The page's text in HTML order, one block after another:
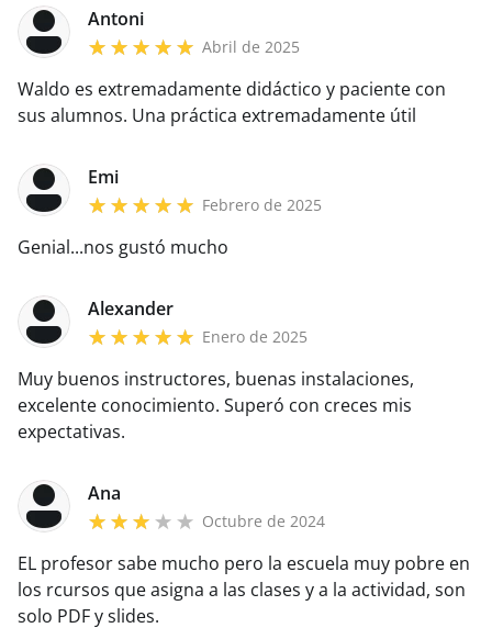
Antoni
Abril de 2025
Waldo es extremadamente didáctico y paciente con
sus alumnos. Una práctica extremadamente útil
Emi
Febrero de 2025
Genial...nos gustó mucho
Alexander
Enero de 2025
Muy buenos instructores, buenas instalaciones,
excelente conocimiento. Superó con creces mis
expectativas.
Ana
Octubre de 2024
EL profesor sabe mucho pero la escuela muy pobre en
los rcursos que asigna a las clases y a la actividad, son
solo PDF y slides.